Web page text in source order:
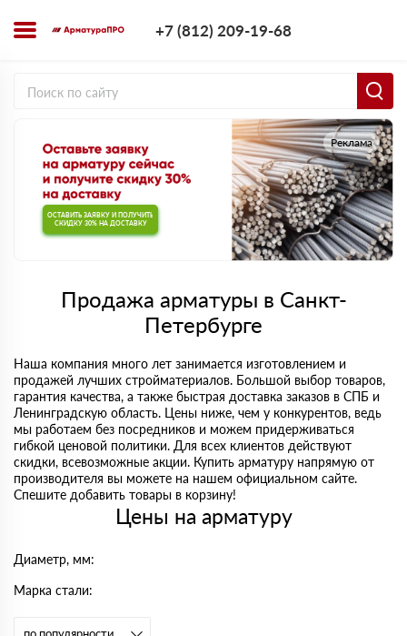
+7 (812) 209-19-68
Реклама
ОСТАВИТЬ ЗАЯВКУ И ПОЛУЧИТЬ
СКИДКУ 30% НА ДОСТАВКУ
Продажа арматуры в Санкт-
Петербурге
Наша компания много лет занимается изготовлением и
продажей лучших стройматериалов. Большой выбор товаров,
гарантия качества, а также быстрая доставка заказов в СПБ и
Ленинградскую область. Цены ниже, чем у конкурентов, ведь
мы работаем без посредников и можем придерживаться
гибкой ценовой политики. Для всех клиентов действуют
скидки, всевозможные акции. Купить арматуру напрямую от
производителя вы можете на нашем официальном сайте.
Спешите добавить товары в корзину!
Цены на арматуру
Диаметр, мм:
Марка стали: